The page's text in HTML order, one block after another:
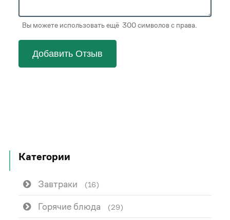
Вы можете использовать ещё 300 символов с права.
Добавить Отзыв
Категории
Завтраки (16)
Горячие блюда (29)